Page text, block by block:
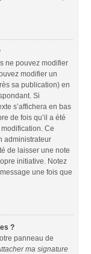
ne pouvez modifier
modifier un
sa publication) en
Si
s’affichera en bas
de fois qu’il a été
Ce
administrateur
de laisser une note
initiative. Notez
une fois que
?
panneau de
ma signature